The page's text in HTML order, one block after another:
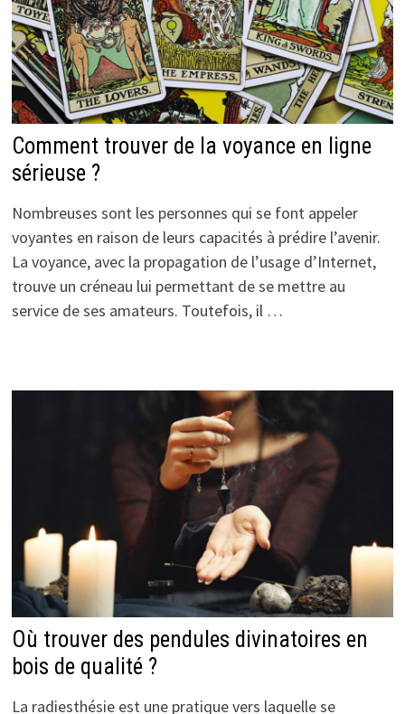
Comment trouver de la voyance en ligne
sérieuse ?
Nombreuses sont les personnes qui se font appeler
voyantes en raison de leurs capacités à prédire l’avenir.
La voyance, avec la propagation de l’usage d’Internet,
trouve un créneau lui permettant de se mettre au
service de ses amateurs. Toutefois, il …
Où trouver des pendules divinatoires en
bois de qualité ?
La radiesthésie est une pratique vers laquelle se